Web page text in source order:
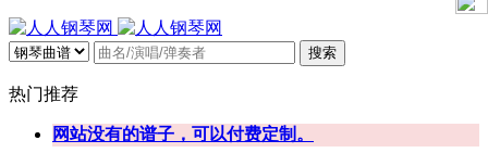
搜索
热门推荐
网站没有的谱子，可以付费定制。